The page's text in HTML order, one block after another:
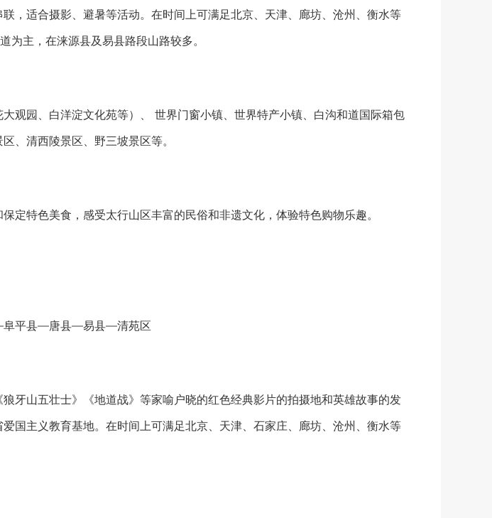
适合摄影、避暑等活动。在时间上可满足北京、天津、廊坊、沧州、衡水等
主，在涞源县及易县路段山路较多。
园、白洋淀文化苑等）、 世界门窗小镇、世界特产小镇、白沟和道国际箱包
、清西陵景区、野三坡景区等。
特色美食，感受太行山区丰富的民俗和非遗文化，体验特色购物乐趣。
平县—唐县—易县—清苑区
山五壮士》《地道战》等家喻户晓的红色经典影片的拍摄地和英雄故事的发
国主义教育基地。在时间上可满足北京、天津、石家庄、廊坊、沧州、衡水等